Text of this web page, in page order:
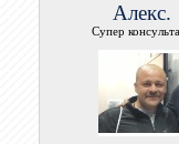
Алекс.
Супер